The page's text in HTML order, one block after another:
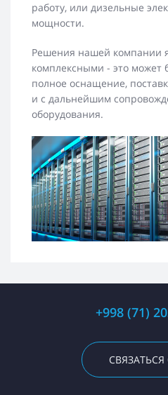
работу, или дизельные
мощности.
Решения нашей компании
комплексными - это может
полное оснащение,
и с дальнейшим
оборудования.
+998 (71)